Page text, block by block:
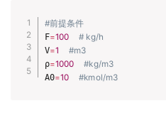
#前提条件
F=100
# kg/h
V=1
#m3
ρ=1000
#kg/m3
A0=10 #kmol/m3